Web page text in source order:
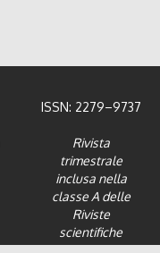
ISSN: 2279–9737
Rivista
trimestrale
inclusa nella
classe A delle
Riviste
scientifiche
dell'Area 12 -